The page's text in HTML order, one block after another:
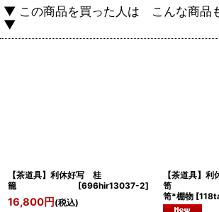
▼ この商品を買った人は こんな商品
▼
【茶道具】利休好写 桂
籠
[696hir13037-2]
16,800円 (税込)
【茶道具】
笥 *利
笥*棚物 [